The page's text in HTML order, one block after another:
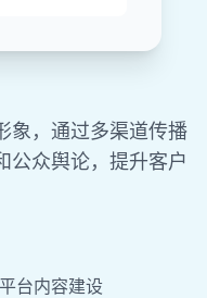
象，通过多渠道传播
公众舆论，提升客户
台内容建设